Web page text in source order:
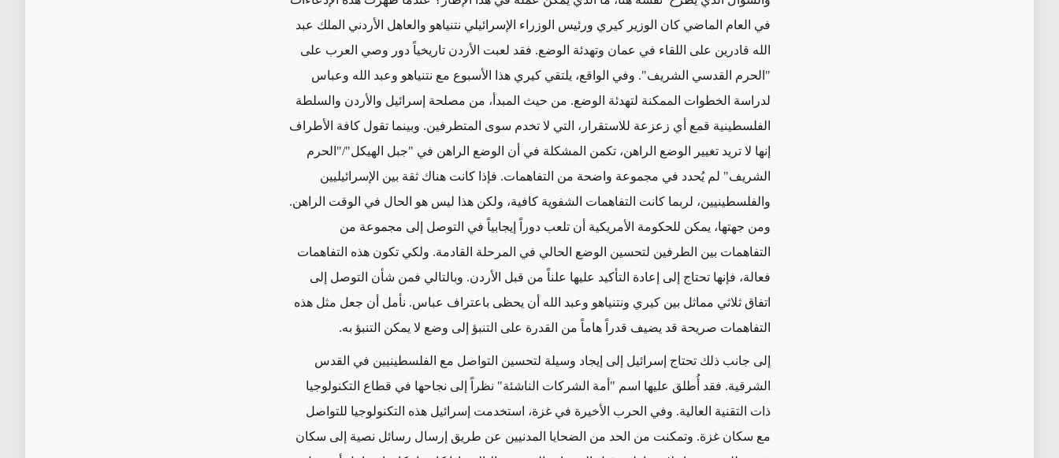
في العام الماضي كان الوزير كيري ورئيس الوزراء الإسرائيلي نتنياهو والعاهل الأردني الملك عبد
الله قادرين على اللقاء في عمان وتهدئة الوضع. فقد لعبت الأردن تاريخياً دور وصي العرب على
"الحرم القدسي الشريف". وفي الواقع، يلتقي كيري هذا الأسبوع مع نتنياهو وعبد الله وعباس
لدراسة الخطوات الممكنة لتهدئة الوضع. من حيث المبدأ، من مصلحة إسرائيل والأردن والسلطة
الفلسطينية قمع أي زعزعة للاستقرار، التي لا تخدم سوى المتطرفين. وبينما تقول كافة الأطراف
إنها لا تريد تغيير الوضع الراهن، تكمن المشكلة في أن الوضع الراهن في "جبل الهيكل"/"الحرم
الشريف" لم يُحدد في مجموعة واضحة من التفاهمات. فإذا كانت هناك ثقة بين الإسرائيليين
والفلسطينيين، لربما كانت التفاهمات الشفوية كافية، ولكن هذا ليس هو الحال في الوقت الراهن.
ومن جهتها، يمكن للحكومة الأمريكية أن تلعب دوراً إيجابياً في التوصل إلى مجموعة من
التفاهمات بين الطرفين لتحسين الوضع الحالي في المرحلة القادمة. ولكي تكون هذه التفاهمات
فعالة، فإنها تحتاج إلى إعادة التأكيد عليها علناً من قبل الأردن. وبالتالي فمن شأن التوصل إلى
اتفاق ثلاثي مماثل بين كيري ونتنياهو وعبد الله أن يحظى باعتراف عباس. نأمل أن جعل مثل هذه
التفاهمات صريحة قد يضيف قدراً هاماً من القدرة على التنبؤ إلى وضع لا يمكن التنبؤ به.
إلى جانب ذلك تحتاج إسرائيل إلى إيجاد وسيلة لتحسين التواصل مع الفلسطينيين في القدس
الشرقية. فقد أُطلق عليها اسم "أمة الشركات الناشئة" نظراً إلى نجاحها في قطاع التكنولوجيا
ذات التقنية العالية. وفي الحرب الأخيرة في غزة، استخدمت إسرائيل هذه التكنولوجيا للتواصل
مع سكان غزة. وتمكنت من الحد من الضحايا المدنيين عن طريق إرسال رسائل نصية إلى سكان